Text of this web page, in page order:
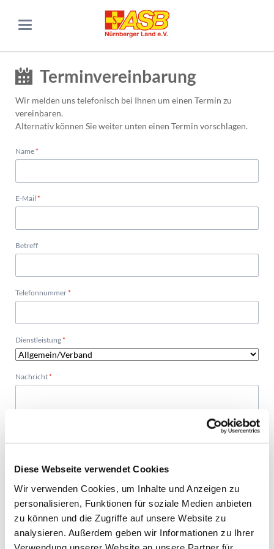
Diese Webseite verwendet Cookies
Wir verwenden Cookies, um Inhalte und Anzeigen zu
personalisieren, Funktionen für soziale Medien anbieten
zu können und die Zugriffe auf unsere Website zu
analysieren. Außerdem geben wir Informationen zu Ihrer
Terminvereinbarung
Wir melden uns telefonisch bei Ihnen um einen Termin zu
vereinbaren.
Alternativ können Sie weiter unten einen Termin vorschlagen.
Pflichtfeld
Name*
Pflichtfeld
E-Mail *
Betreff
Pflichtfeld
Telefonnummer*
Pflichtfeld
Dienstleistung*
Pflichtfeld
Nachricht*
Bevorzugte Tageszeit
vormittags